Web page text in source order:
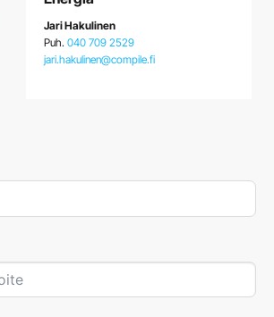
Jari Hakulinen
Puh. 040 709 2529
jari.hakulinen@compile.fi